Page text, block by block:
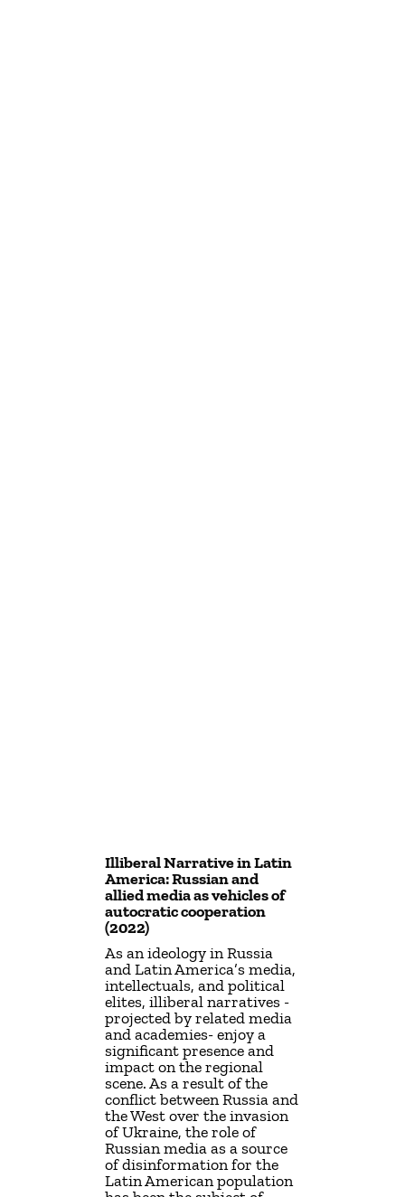
Illiberal Narrative in Latin
America: Russian and
allied media as vehicles of
autocratic cooperation
(2022)
As an ideology in Russia
and Latin America’s media,
intellectuals, and political
elites, illiberal narratives -
projected by related media
and academies- enjoy a
significant presence and
impact on the regional
scene. As a result of the
conflict between Russia and
the West over the invasion
of Ukraine, the role of
Russian media as a source
of disinformation for the
Latin American population